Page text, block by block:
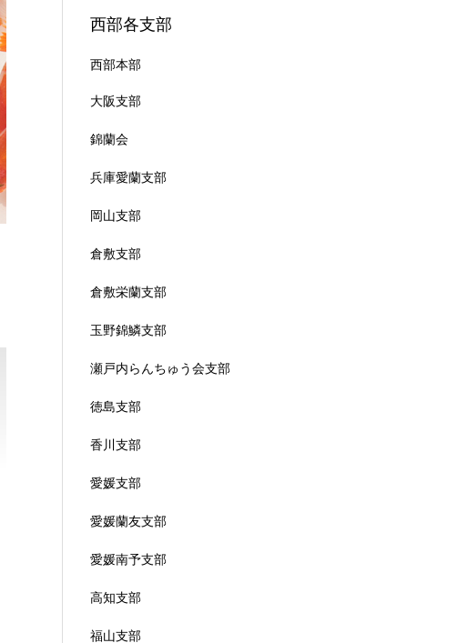
西部各支部
西部本部
大阪支部
錦蘭会
兵庫愛蘭支部
岡山支部
倉敷支部
倉敷栄蘭支部
玉野錦鱗支部
瀬戸内らんちゅう会支部
徳島支部
香川支部
愛媛支部
愛媛蘭友支部
愛媛南予支部
高知支部
福山支部